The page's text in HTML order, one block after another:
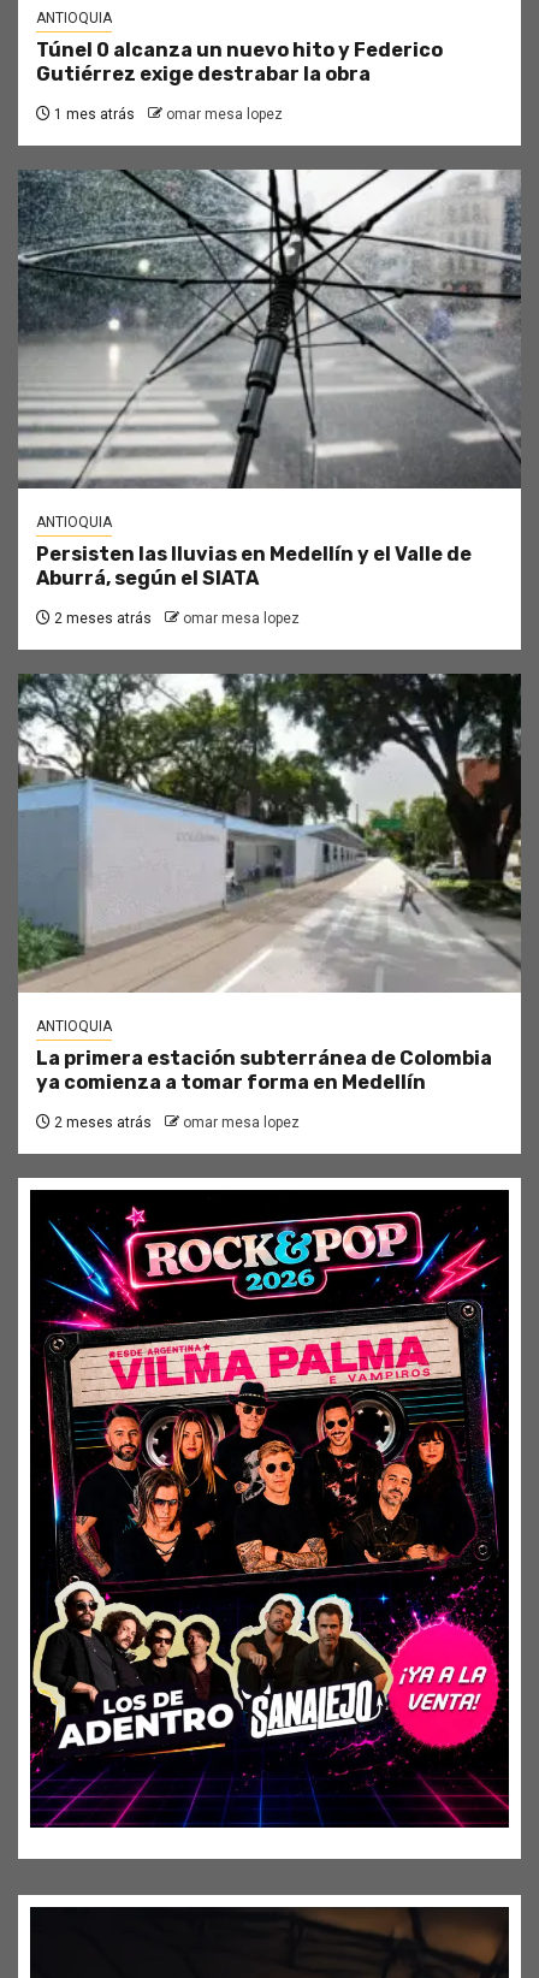
ANTIOQUIA
Túnel 0 alcanza un nuevo hito y Federico
Gutiérrez exige destrabar la obra
1 mes atrás omar mesa lopez
ANTIOQUIA
Persisten las lluvias en Medellín y el Valle de
Aburrá, según el SIATA
2 meses atrás omar mesa lopez
ANTIOQUIA
La primera estación subterránea de Colombia
ya comienza a tomar forma en Medellín
2 meses atrás omar mesa lopez